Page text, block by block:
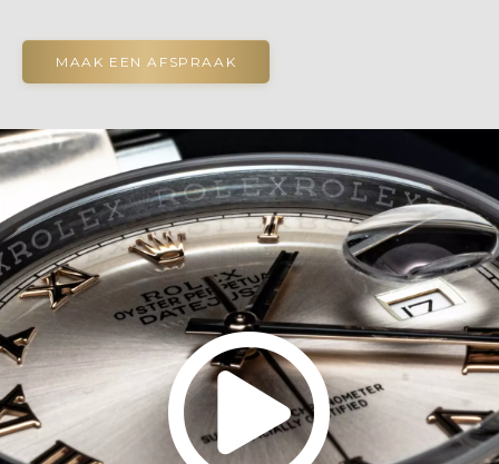
MAAK EEN AFSPRAAK